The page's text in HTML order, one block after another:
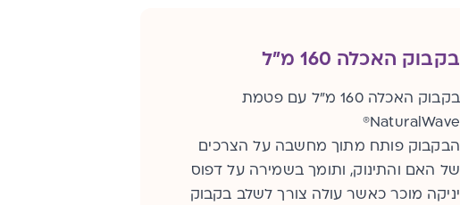
בקבוק האכלה 160 מ"ל
בקבוק האכלה 160 מ"ל עם פטמת
NaturalWave®
הבקבוק פותח מתוך מחשבה על הצרכים
של האם והתינוק, ותומך בשמירה על דפוס
יניקה מוכר כאשר עולה צורך לשלב בקבוק